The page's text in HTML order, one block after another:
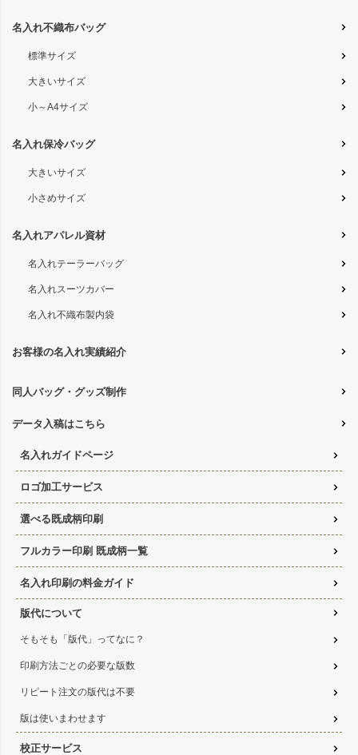
名入れ不織布バッグ
標準サイズ
大きいサイズ
小～A4サイズ
名入れ保冷バッグ
大きいサイズ
小さめサイズ
名入れアパレル資材
名入れテーラーバッグ
名入れスーツカバー
名入れ不織布製内袋
お客様の名入れ実績紹介
同人バッグ・グッズ制作
データ入稿はこちら
名入れガイドページ
ロゴ加工サービス
選べる既成柄印刷
フルカラー印刷 既成柄一覧
名入れ印刷の料金ガイド
版代について
そもそも「版代」ってなに？
印刷方法ごとの必要な版数
リピート注文の版代は不要
版は使いまわせます
校正サービス